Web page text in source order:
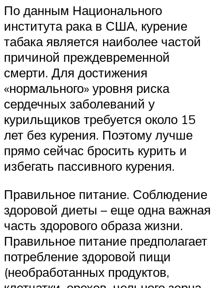
По данным Национального
института рака в США, курение
табака является наиболее частой
причиной преждевременной
смерти. Для достижения
«нормального» уровня риска
сердечных заболеваний у
курильщиков требуется около 15
лет без курения. Поэтому лучше
прямо сейчас бросить курить и
избегать пассивного курения.
Правильное питание. Соблюдение
здоровой диеты – еще одна важная
часть здорового образа жизни.
Правильное питание предполагает
потребление здоровой пищи
(необработанных продуктов,